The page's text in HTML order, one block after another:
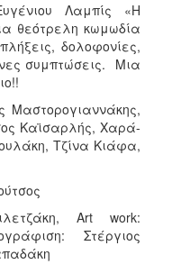
Λαμπίς «Η
θεότρελη κωμωδία
δολοφονίες,
συμπτώσεις. Μια
Μαστορογιαννάκης,
Καϊσαρλής, Χαρά-
Τζίνα Κιάφα,
Art work:
Στέργιος